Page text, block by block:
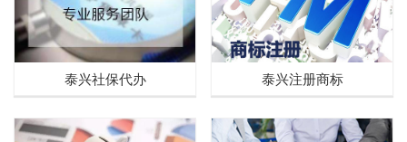
泰兴社保代办 泰兴注册商标